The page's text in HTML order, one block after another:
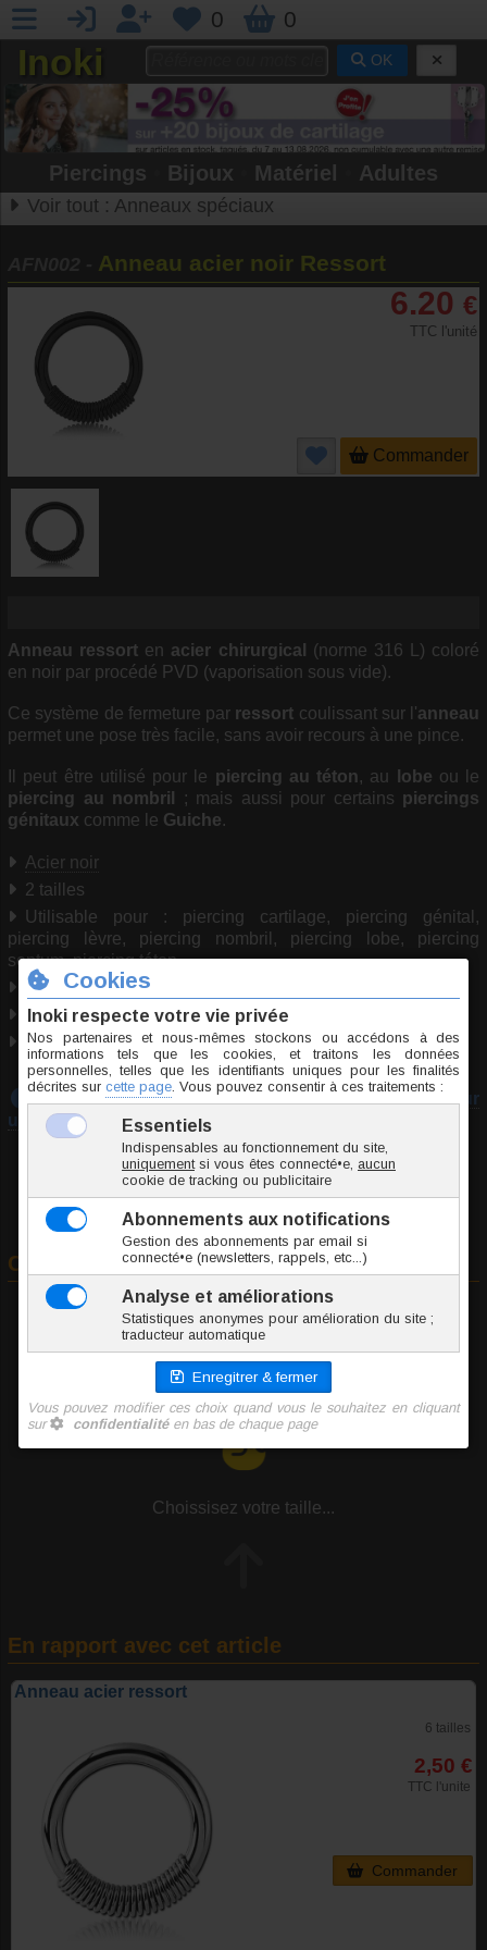
0 0
Inoki OK
Piercings Bijoux Matériel Adultes
Voir tout : Anneaux spéciaux
Anneau acier noir Ressort
6.20 €
TTC l'unité
Commander
Anneau ressort en acier chirurgical
(norme 316 L) coloré
en noir par procédé PVD (vaporisation sous vide).
Ce système de fermeture par ressort coulissant sur l'anneau
permet une pose très facile, sans avoir recours à une pince.
Il peut être utilisé pour le piercing au téton, au lobe ou le
piercing au nombril
; mais aussi pour certains piercings
génitaux comme le Guiche.
Acier noir
2 tailles
Utilisable pour : piercing cartilage, piercing génital,
piercing lèvre, piercing nombril, piercing lobe, piercing
septum, piercing téton.
MarqueInoki
Origine Thaïlande
Conformité RSGP
Téléchargez notre guide :
Prendre les mesures pour
un piercing
Commander
A Jonc / Tige
B Diamètre
Choissisez votre taille...
En rapport avec cet article
Anneau acier ressort
6 tailles
2,50 €
TTC l'unite
Commander